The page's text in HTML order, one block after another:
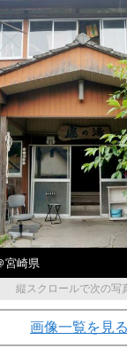
宮崎県
縦スクロールで次の写
画像一覧を見る